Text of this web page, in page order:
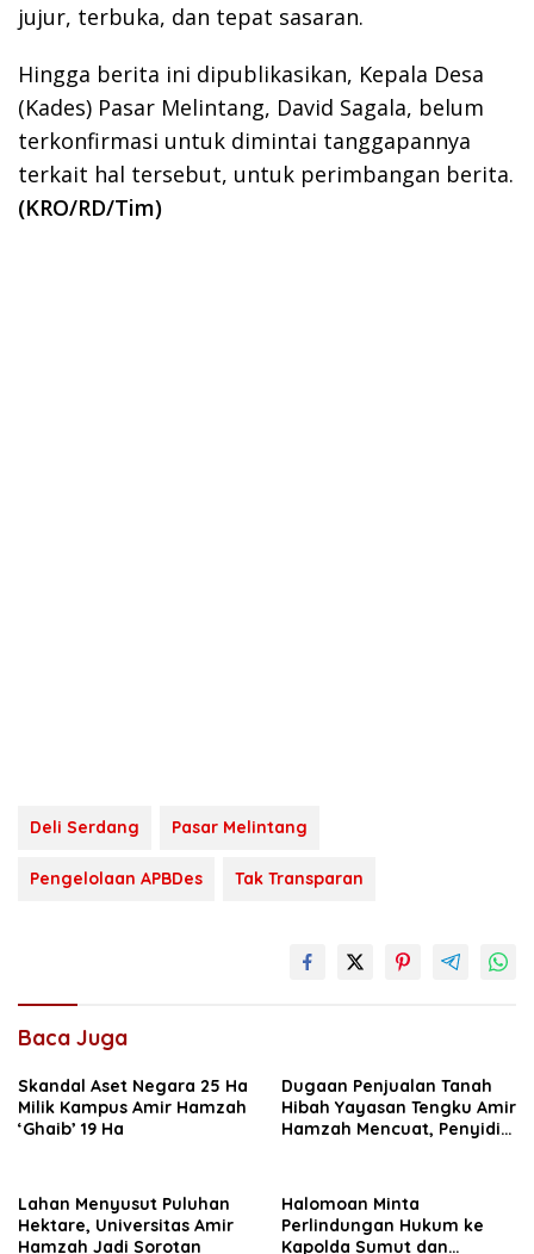
jujur, terbuka, dan tepat sasaran.
Hingga berita ini dipublikasikan, Kepala Desa
(Kades) Pasar Melintang, David Sagala, belum
terkonfirmasi untuk dimintai tanggapannya
terkait hal tersebut, untuk perimbangan berita.
(KRO/RD/Tim)
Deli Serdang Pasar Melintang
Pengelolaan APBDes Tak Transparan
Baca Juga
Skandal Aset Negara 25 Ha
Milik Kampus Amir Hamzah
‘Ghaib’ 19 Ha
Dugaan Penjualan Tanah
Hibah Yayasan Tengku Amir
Hamzah Mencuat, Penyidik
Lahan Menyusut Puluhan
Hektare, Universitas Amir
Hamzah Jadi Sorotan
Halomoan Minta
Perlindungan Hukum ke
Kapolda Sumut dan